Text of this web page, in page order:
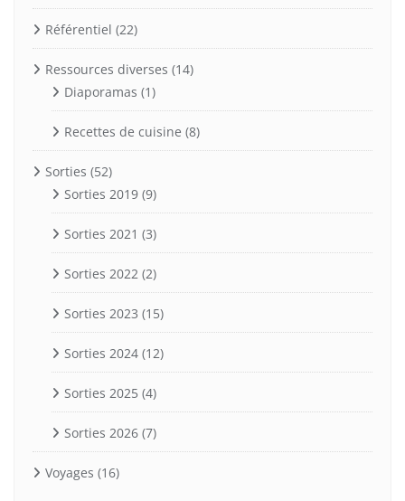
Référentiel (22)
Ressources diverses (14)
Diaporamas (1)
Recettes de cuisine (8)
Sorties (52)
Sorties 2019 (9)
Sorties 2021 (3)
Sorties 2022 (2)
Sorties 2023 (15)
Sorties 2024 (12)
Sorties 2025 (4)
Sorties 2026 (7)
Voyages (16)